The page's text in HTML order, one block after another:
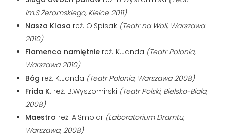
im.S.Żeromskiego, Kielce 2011)
Nasza Klasa reż. O.Spisak (Teatr na Woli, Warszawa
2010)
Flamenco namiętnie reż. K.Janda (Teatr Polonia,
Warszawa 2010)
Bóg reż. K.Janda (Teatr Polonia, Warszawa 2008)
Frida K. reż. B.Wyszomirski (Teatr Polski, Bielsko-Biala,
2008)
Maestro reż. A.Smolar (Laboratorium Dramtu,
Warszawa, 2008)